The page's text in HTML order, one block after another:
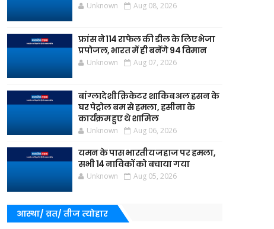
Unknown Aug 08, 2026
फ्रांस ने 114 राफेल की डील के लिए भेजा
प्रपोजल, भारत में ही बनेंगे 94 विमान
Unknown Aug 07, 2026
बांग्लादेशी क्रिकेटर शाकिब अल हसन के
घर पेट्रोल बम से हमला, हसीना के
कार्यक्रम हुए थे शामिल
Unknown Aug 06, 2026
यमन के पास भारतीय जहाज पर हमला,
सभी 14 नाविकों को बचाया गया
Unknown Aug 05, 2026
आस्था/ व्रत/ तीज त्‍योहार